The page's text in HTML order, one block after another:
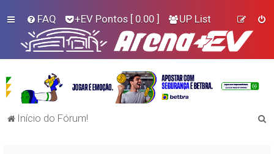
FAQ +EV Pontos [ 0.00 ] UP List
Início do Fórum!